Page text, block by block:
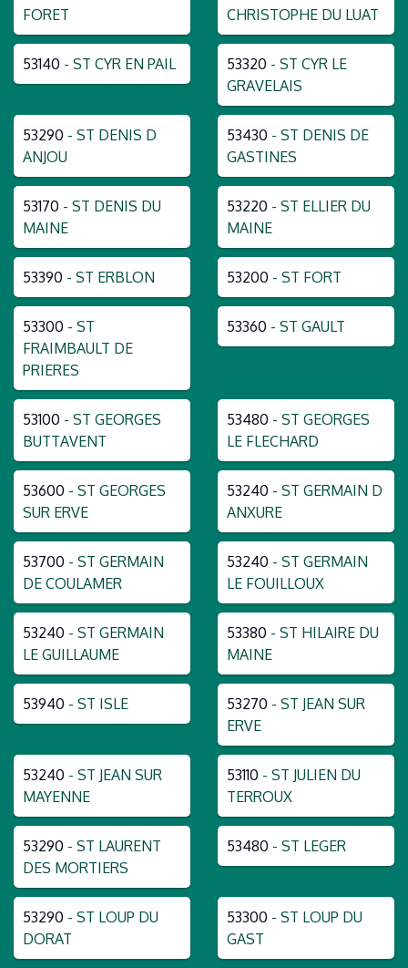
FORET
CHRISTOPHE DU LUAT
53140 - ST CYR EN PAIL 53320 - ST CYR LE
GRAVELAIS
53290 - ST DENIS D
ANJOU
53430 - ST DENIS DE
GASTINES
53170 - ST DENIS DU
MAINE
53220 - ST ELLIER DU
MAINE
53390 - ST ERBLON 53200 - ST FORT
53300 - ST
FRAIMBAULT DE
PRIERES
53360 - ST GAULT
53100 - ST GEORGES
BUTTAVENT
53480 - ST GEORGES
LE FLECHARD
53600 - ST GEORGES
SUR ERVE
53240 - ST GERMAIN D
ANXURE
53700 - ST GERMAIN
DE COULAMER
53240 - ST GERMAIN
LE FOUILLOUX
53240 - ST GERMAIN
LE GUILLAUME
53380 - ST HILAIRE DU
MAINE
53940 - ST ISLE 53270 - ST JEAN SUR
ERVE
53240 - ST JEAN SUR
MAYENNE
53110 - ST JULIEN DU
TERROUX
53290 - ST LAURENT
DES MORTIERS
53480 - ST LEGER
53290 - ST LOUP DU
DORAT
53300 - ST LOUP DU
GAST